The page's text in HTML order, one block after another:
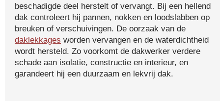
beschadigde deel herstelt of vervangt. Bij een hellend
dak controleert hij pannen, nokken en loodslabben op
breuken of verschuivingen. De oorzaak van de
daklekkages worden vervangen en de waterdichtheid
wordt hersteld. Zo voorkomt de dakwerker verdere
schade aan isolatie, constructie en interieur, en
garandeert hij een duurzaam en lekvrij dak.